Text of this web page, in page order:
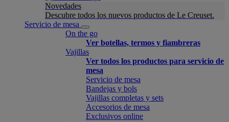
Novedades
Descubre todos los nuevos productos de Le Creuset.
Servicio de mesa
On the go
Ver botellas, termos y fiambreras
Vajillas
Ver todos los productos para servicio de
mesa
Servicio de mesa
Bandejas y bols
Vajillas completas y sets
Accesorios de mesa
Exclusivos online